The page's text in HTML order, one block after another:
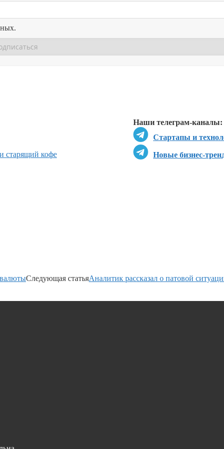
Наши телеграм-каналы:
Стартапы и
Новые бизнес-
старящий кофе
Следующая статьяАналитик рассказал о патовой